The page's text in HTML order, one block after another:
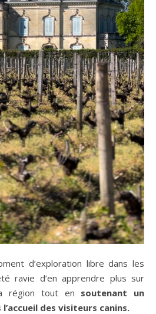
d’exploration libre dans les
ravie d’en apprendre plus sur
région tout en soutenant un
des visiteurs canins.